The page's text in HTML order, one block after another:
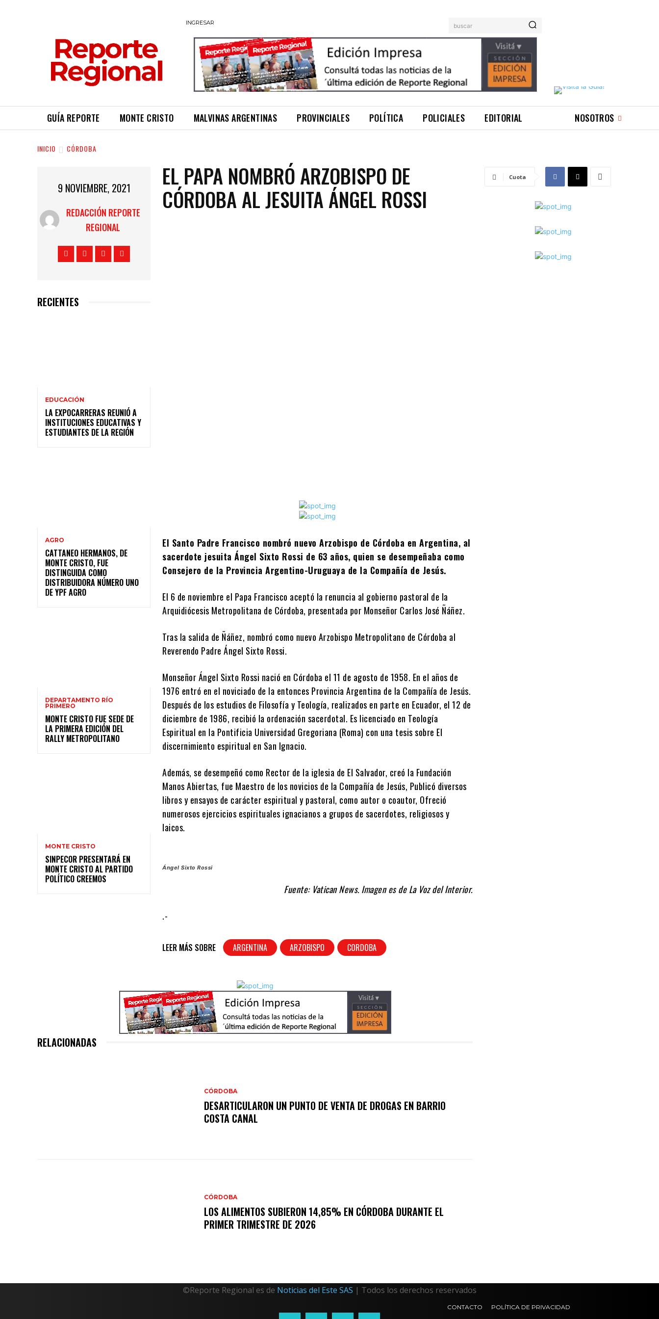
INGRESAR buscar
GUÍA REPORTE MONTE CRISTO MALVINAS ARGENTINAS PROVINCIALES POLÍTICA POLICIALES EDITORIAL NOSOTROS
INICIO CÓRDOBA
9 NOVIEMBRE, 2021
REDACCIÓN REPORTE
REGIONAL
RECIENTES
EDUCACIÓN
LA EXPOCARRERAS REUNIÓ A
INSTITUCIONES EDUCATIVAS Y
ESTUDIANTES DE LA REGIÓN
AGRO
CATTANEO HERMANOS, DE
MONTE CRISTO, FUE
DISTINGUIDA COMO
DISTRIBUIDORA NÚMERO UNO
DE YPF AGRO
DEPARTAMENTO RÍO
PRIMERO
MONTE CRISTO FUE SEDE DE
LA PRIMERA EDICIÓN DEL
RALLY METROPOLITANO
MONTE CRISTO
SINPECOR PRESENTARÁ EN
MONTE CRISTO AL PARTIDO
POLÍTICO CREEMOS
EL PAPA NOMBRÓ ARZOBISPO DE
CÓRDOBA AL JESUITA ÁNGEL ROSSI
El Santo Padre Francisco nombró nuevo Arzobispo de Córdoba en Argentina, al
sacerdote jesuita Ángel Sixto Rossi de 63 años, quien se desempeñaba como
Consejero de la Provincia Argentino-Uruguaya de la Compañía de Jesús.
El 6 de noviembre el Papa Francisco aceptó la renuncia al gobierno pastoral de la
Arquidiócesis Metropolitana de Córdoba, presentada por Monseñor Carlos José Ñáñez.
Tras la salida de Ñáñez, nombró como nuevo Arzobispo Metropolitano de Córdoba al
Reverendo Padre Ángel Sixto Rossi.
Monseñor Ángel Sixto Rossi nació en Córdoba el 11 de agosto de 1958. En el años de
1976 entró en el noviciado de la entonces Provincia Argentina de la Compañía de Jesús.
Después de los estudios de Filosofía y Teología, realizados en parte en Ecuador, el 12 de
diciembre de 1986, recibió la ordenación sacerdotal. Es licenciado en Teología
Espiritual en la Pontificia Universidad Gregoriana (Roma) con una tesis sobre El
discernimiento espiritual en San Ignacio.
Además, se desempeñó como Rector de la iglesia de El Salvador, creó la Fundación
Manos Abiertas, fue Maestro de los novicios de la Compañía de Jesús, Publicó diversos
libros y ensayos de carácter espiritual y pastoral, como autor o coautor, Ofreció
numerosos ejercicios espirituales ignacianos a grupos de sacerdotes, religiosos y
laicos.
Ángel Sixto Rossi
Fuente: Vatican News. Imagen es de La Voz del Interior.
.-
LEER MÁS SOBRE ARGENTINA ARZOBISPO CORDOBA
RELACIONADAS
CÓRDOBA
DESARTICULARON UN PUNTO DE VENTA DE DROGAS EN BARRIO
COSTA CANAL
CÓRDOBA
LOS ALIMENTOS SUBIERON 14,85% EN CÓRDOBA DURANTE EL
PRIMER TRIMESTRE DE 2026
Cuota
©Reporte Regional es de Noticias del Este SAS | Todos los derechos reservados
CONTACTO POLÍTICA DE PRIVACIDAD